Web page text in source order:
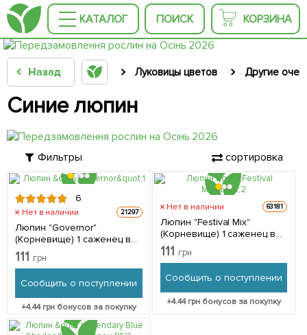
КАТАЛОГ ПОИСК КОРЗИНА
Назад Луковицы цветов Другие
Синие люпин
Фильтры сортировка
6
Нет в наличии 21297
Люпин "Governor"
(Корневище) 1 саженец в
упаковке
111 грн
Сообщить о поступлении
+4.44грн бонусов за покупку
Нет в наличии 63181
Люпин "Festival Mix"
(Корневище) 1 саженец в
упаковке
111 грн
Сообщить о поступлении
+4.44грн бонусов за покупку